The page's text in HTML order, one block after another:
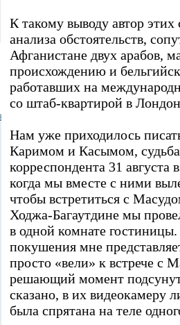
К такому выводу автор
анализа обстоятельств,
Афганистане двух арабов,
происхождению и
работавших на
со штаб-квартирой в
Нам уже приходилось
Каримом и Касымом, судьба
корреспондента 31
когда мы вместе с ними
чтобы встретиться с
Ходжа-Багаутдине мы
в одной комнате
покушения мне
просто «вели» к встрече с
решающий момент
сказано, в их видеокамеру
была спрятана на теле